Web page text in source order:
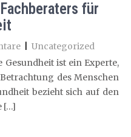
für
Uncategorized
ist ein Experte,
des Menschen
bezieht sich auf den
[…]